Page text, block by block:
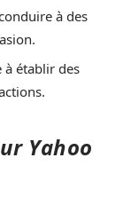
à des
à établir des
Yahoo